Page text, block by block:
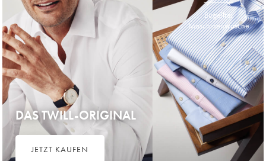
Bügelfrei
Maschinenwäsche
DAS TWILL-ORIGINAL
JETZT KAUFEN